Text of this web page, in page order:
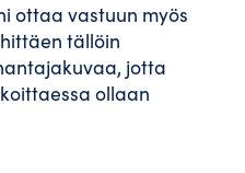
ottaa vastuun myös
tällöin
jotta
ollaan